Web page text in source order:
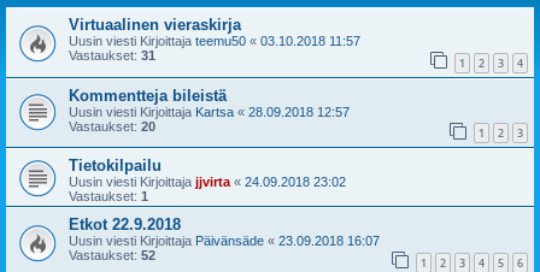
Virtuaalinen vieraskirja
Uusin viesti Kirjoittaja teemu50 « 03.10.2018 11:57
Vastaukset: 31 1 2 3 4
Kommentteja bileistä
Uusin viesti Kirjoittaja Kartsa « 28.09.2018 12:57
Vastaukset: 20 1 2 3
Tietokilpailu
Uusin viesti Kirjoittaja jjvirta « 24.09.2018 23:02
Vastaukset: 1
Etkot 22.9.2018
Uusin viesti Kirjoittaja Päivänsäde « 23.09.2018 16:07
Vastaukset: 52 1 2 3 4 5 6